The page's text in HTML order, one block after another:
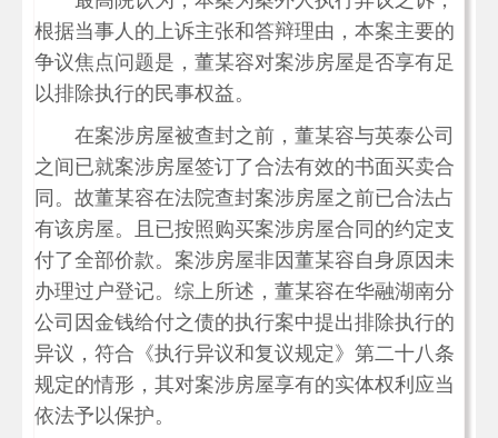
根据当事人的上诉主张和答辩理由，本案主要的
争议焦点问题是，董某容对案涉房屋是否享有足
以排除执行的民事权益。
在案涉房屋被查封之前，董某容与英泰公司
之间已就案涉房屋签订了合法有效的书面买卖合
同。故董某容在法院查封案涉房屋之前已合法占
有该房屋。且已按照购买案涉房屋合同的约定支
付了全部价款。案涉房屋非因董某容自身原因未
办理过户登记。综上所述，董某容在华融湖南分
公司因金钱给付之债的执行案中提出排除执行的
异议，符合《执行异议和复议规定》第二十八条
规定的情形，其对案涉房屋享有的实体权利应当
依法予以保护。